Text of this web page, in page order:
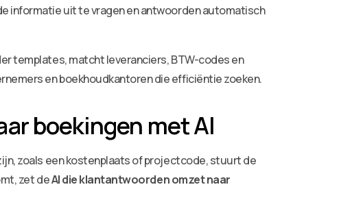
informatie uit te vragen en antwoorden automatisch
templates, matcht leveranciers, BTW-codes en
en boekhoudkantoren die efficiëntie zoeken.
boekingen met AI
zoals een kostenplaats of projectcode, stuurt de
zet deAI die klantantwoorden omzet naar